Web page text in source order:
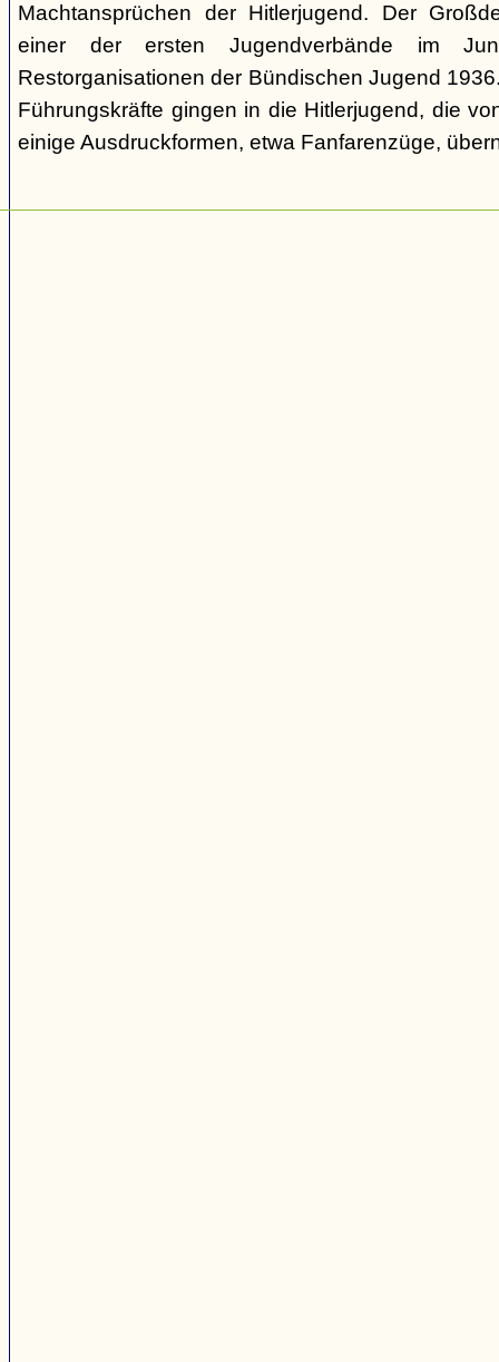
Machtansprüchen der Hitlerjugend. Der
einer der ersten Jugendverbände im
Restorganisationen der Bündischen Jugend
Führungskräfte gingen in die Hitlerjugend, die
einige Ausdruckformen, etwa Fanfarenzüge,